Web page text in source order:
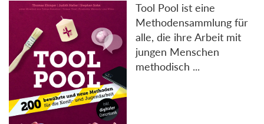
Tool Pool ist eine
Methodensammlung für
alle, die ihre Arbeit mit
jungen Menschen
methodisch ...